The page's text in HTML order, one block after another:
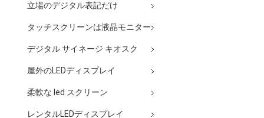
立場のデジタル表記だけ
タッチスクリーンは液晶モニター
デジタル サイネージ キオスク
屋外のLEDディスプレイ
柔軟な led スクリーン
レンタルLEDディスプレイ